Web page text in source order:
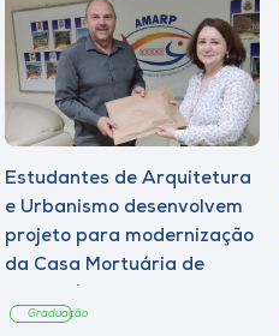
Estudantes de Arquitetura
e Urbanismo desenvolvem
projeto para modernização
da Casa Mortuária de
Graduação